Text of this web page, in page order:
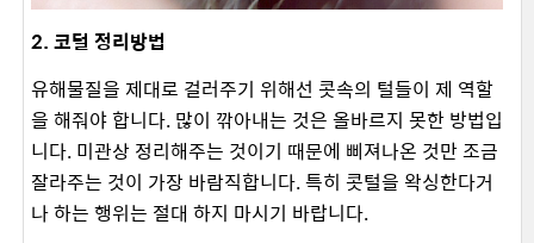
2. 코털 정리방법
유해물질을 제대로 걸러주기 위해선 콧속의 털들이 제 역할
을 해줘야 합니다. 많이 깎아내는 것은 올바르지 못한 방법입
니다. 미관상 정리해주는 것이기 때문에 삐져나온 것만 조금
잘라주는 것이 가장 바람직합니다. 특히 콧털을 왁싱한다거
나 하는 행위는 절대 하지 마시기 바랍니다.